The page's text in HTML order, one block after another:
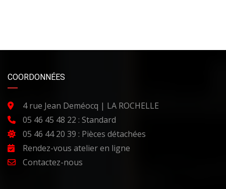
COORDONNÉES
4 rue Jean Deméocq | LA ROCHELLE
05 46 45 48 22 : Standard
05 46 44 20 39 : Pièces détachées
Rendez-vous atelier en ligne
Contactez-nous